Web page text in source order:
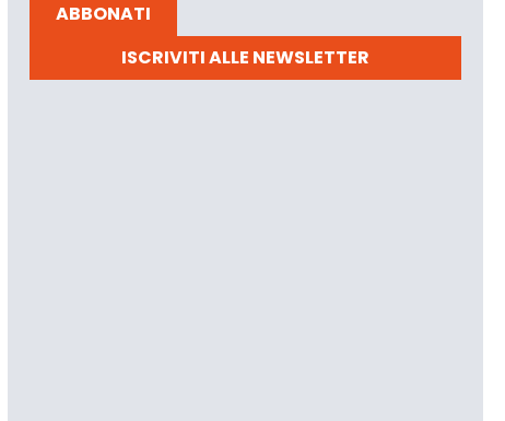
ABBONATI
ISCRIVITI ALLE NEWSLETTER